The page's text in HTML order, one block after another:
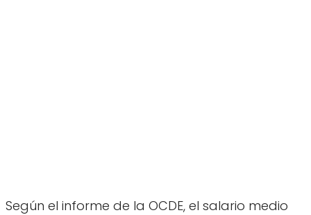
Según el informe de la OCDE, el salario medio